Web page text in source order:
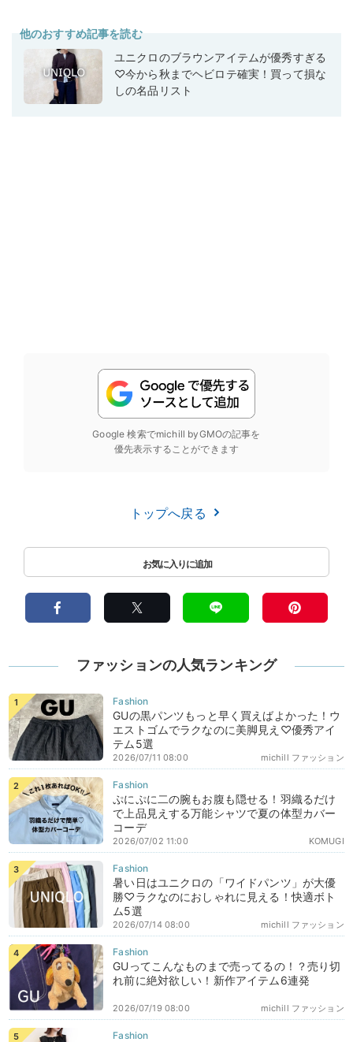
他のおすすめ記事を読む
ユニクロのブラウンアイテムが優秀すぎる
♡今から秋までヘビロテ確実！買って損な
しの名品リスト
Google 検索でmichill byGMOの記事を
優先表示することができます
トップへ戻る
ファッションの人気ランキング
GUの黒パンツもっと早く買えばよかった！ウ
エストゴムでラクなのに美脚見え♡優秀アイ
テム5選
michill ファッション
2026/07/11 08:00
ぷにぷに二の腕もお腹も隠せる！羽織るだけ
で上品見えする万能シャツで夏の体型カバー
コーデ
KOMUGI
2026/07/02 11:00
暑い日はユニクロの「ワイドパンツ」が大優
勝♡ラクなのにおしゃれに見える！快適ボト
ム5選
michill ファッション
2026/07/14 08:00
GUってこんなものまで売ってるの！？売り切
れ前に絶対欲しい！新作アイテム6連発
michill ファッション
2026/07/19 08:00